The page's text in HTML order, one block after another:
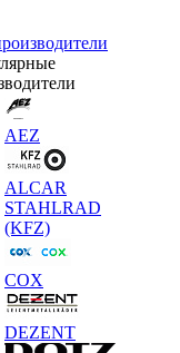
AEZ
ALCAR
STAHLRAD
(KFZ)
COX
DEZENT